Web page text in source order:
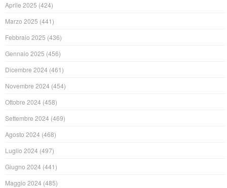
Aprile 2025 (424)
Marzo 2025 (441)
Febbraio 2025 (436)
Gennaio 2025 (456)
Dicembre 2024 (461)
Novembre 2024 (454)
Ottobre 2024 (458)
Settembre 2024 (469)
Agosto 2024 (468)
Luglio 2024 (497)
Giugno 2024 (441)
Maggio 2024 (485)